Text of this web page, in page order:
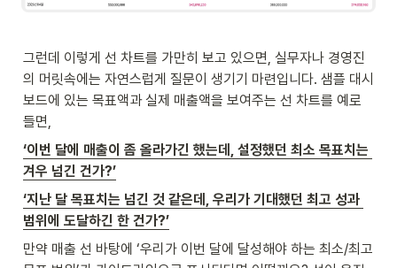
그런데 이렇게 선 차트를 가만히 보고 있으면, 실무자나 경영진
의 머릿속에는 자연스럽게 질문이 생기기 마련입니다. 샘플 대시
보드에 있는 목표액과 실제 매출액을 보여주는 선 차트를 예로
들면,
‘이번 달에 매출이 좀 올라가긴 했는데, 설정했던 최소 목표치는
겨우 넘긴 건가?’
‘지난 달 목표치는 넘긴 것 같은데, 우리가 기대했던 최고 성과
범위에 도달하긴 한 건가?’
만약 매출 선 바탕에 ‘우리가 이번 달에 달성해야 하는 최소/최고